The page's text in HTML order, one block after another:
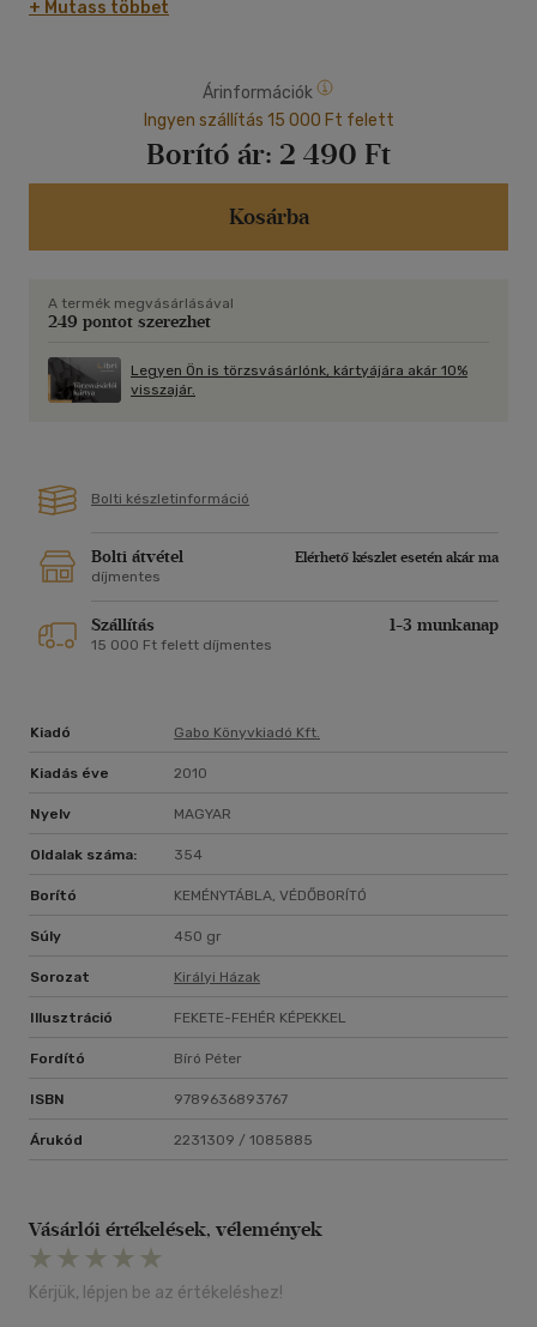
sikertelen puccskisérletet hajtott végre, hogy
+ Mutass többet
Árinformációk
Ingyen szállítás 15 000 Ft felett
Borító ár: 2 490 Ft
Kosárba
A termék megvásárlásával
249 pontot szerezhet
Legyen Ön is törzsvásárlónk, kártyájára akár 10%
visszajár.
Bolti készletinformáció
Bolti átvétel
Elérhető készlet esetén akár ma
díjmentes
Szállítás 1-3 munkanap
15 000 Ft felett díjmentes
Kiadó Gabo Könyvkiadó Kft.
Kiadás éve 2010
Nyelv MAGYAR
Oldalak száma: 354
Borító KEMÉNYTÁBLA, VÉDŐBORÍTÓ
Súly 450 gr
Sorozat Királyi Házak
Illusztráció FEKETE-FEHÉR KÉPEKKEL
Fordító Bíró Péter
ISBN 9789636893767
Árukód 2231309 / 1085885
Vásárlói értékelések, vélemények
Kérjük, lépjen be az értékeléshez!